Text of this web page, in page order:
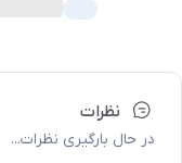
نظرات
در حال بارگیری نظرات...